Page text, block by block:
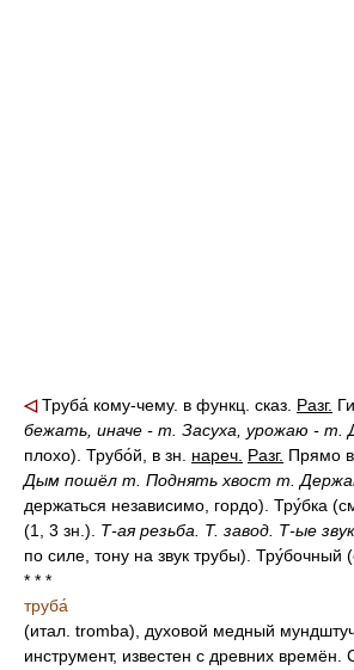
◁Труба́ кому-чему. в функц. сказ. Разг.
бежать, иначе - т. Засуха, урожаю - т.
плохо). Трубо́й, в зн. нареч. Разг. Прямо
Дым пошёл т. Поднять хвост т.
держаться независимо, гордо). Тру́бка
(1, 3 зн.). Т-ая резьба. Т. завод. Т-ые
по силе, тону на звук трубы). Тру́бочный
* * *
труба́
(итал. tromba), духовой медный
инструмент, известен с древних